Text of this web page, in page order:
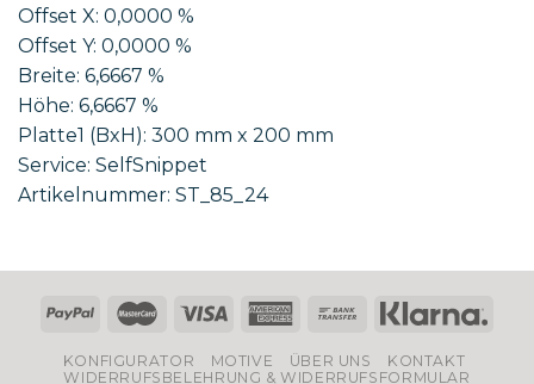
Offset X: 0,0000 %
Offset Y: 0,0000 %
Breite: 6,6667 %
Höhe: 6,6667 %
Platte1 (BxH): 300 mm x 200 mm
Service: SelfSnippet
Artikelnummer: ST_85_24
KONFIGURATOR MOTIVE ÜBER UNS
KONTAKT
WIDERRUFSBELEHRUNG & WIDERRUFSFORMULAR